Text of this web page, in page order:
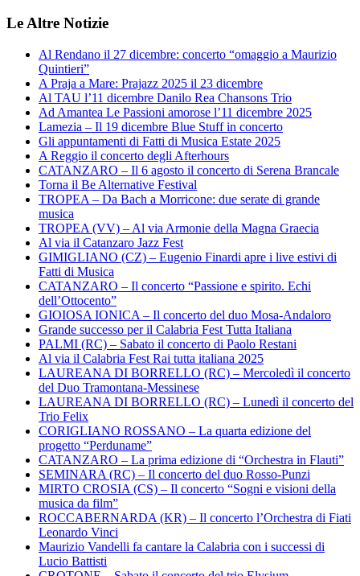
Le Altre Notizie
Al Rendano il 27 dicembre: concerto “omaggio a Maurizio
Quintieri”
A Praja a Mare: Prajazz 2025 il 23 dicembre
Al TAU l’11 dicembre Danilo Rea Chansons Trio
Ad Amantea Le Passioni amorose l’11 dicembre 2025
Lamezia – Il 19 dicembre Blue Stuff in concerto
Gli appuntamenti di Fatti di Musica Estate 2025
A Reggio il concerto degli Afterhours
CATANZARO – Il 6 agosto il concerto di Serena Brancale
Torna il Be Alternative Festival
TROPEA – Da Bach a Morricone: due serate di grande
musica
TROPEA (VV) – Al via Armonie della Magna Graecia
Al via il Catanzaro Jazz Fest
GIMIGLIANO (CZ) – Eugenio Finardi apre i live estivi di
Fatti di Musica
CATANZARO – Il concerto “Passione e spirito. Echi
dell’Ottocento”
GIOIOSA IONICA – Il concerto del duo Mosa-Andaloro
Grande successo per il Calabria Fest Tutta Italiana
PALMI (RC) – Sabato il concerto di Paolo Restani
Al via il Calabria Fest Rai tutta italiana 2025
LAUREANA DI BORRELLO (RC) – Mercoledì il concerto
del Duo Tramontana-Messinese
LAUREANA DI BORRELLO (RC) – Lunedì il concerto del
Trio Felix
CORIGLIANO ROSSANO – La quarta edizione del
progetto “Perduname”
CATANZARO – La prima edizione di “Orchestra in Flauti”
SEMINARA (RC) – Il concerto del duo Rosso-Punzi
MIRTO CROSIA (CS) – Il concerto “Sogni e visioni della
musica da film”
ROCCABERNARDA (KR) – Il concerto l’Orchestra di Fiati
Leonardo Vinci
Maurizio Vandelli fa cantare la Calabria con i successi di
Lucio Battisti